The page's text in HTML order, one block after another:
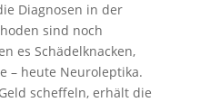
Diagnosen in der
sind noch
es Schädelknacken,
– heute Neuroleptika.
scheffeln, erhält die